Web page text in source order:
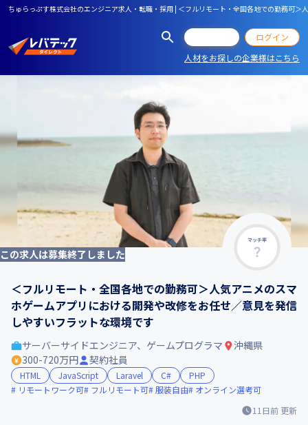
ちゅらっぷす株式会社のエンジニア求人・転職・採用 | ＜フルリモート・全国各地での勤務可
ログイン
人材をお探しの企業様はこちら
マッチ率
この求人は募集終了しました
＜フルリモート・全国各地での勤務可＞人気アニメのスマ
ホゲームアプリにおける開発や改修をお任せ／意見を発信
しやすいフラットな環境です
11日前 更新
サーバーサイドエンジニア、ゲームプログラマ
沖縄県
300-720万円
契約社員
HTML JavaScript Laravel C#
PHP
リモートワーク可
フルリモート可 服装自由 オンライン選考可